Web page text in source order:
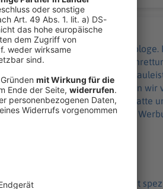
aus Wittingen ist
Ralf kriecht in seine
Denn eine Axt rutscht in die
Faust stecken. Und was können wir
möchtet Werbung in diesem
Der Zahnarzt ist